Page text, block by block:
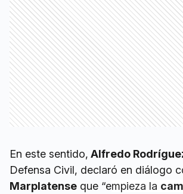
En este sentido, Alfredo
Defensa Civil, declaró en diálogo
Marplatense que “empieza la